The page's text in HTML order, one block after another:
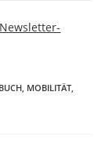
MOBILITÄT